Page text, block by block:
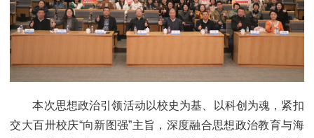
本次思想政治引领活动以校史为基、以科创为魂，紧扣
交大百卅校庆“向新图强”主旨，深度融合思想政治教育与海